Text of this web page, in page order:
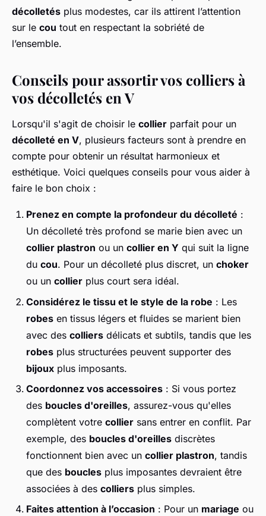
décolletés plus modestes, car ils attirent l’attention
sur le cou tout en respectant la sobriété de
l’ensemble.
Conseils pour assortir vos colliers à
vos décolletés en V
Lorsqu'il s'agit de choisir le collier parfait pour un
décolleté en V, plusieurs facteurs sont à prendre en
compte pour obtenir un résultat harmonieux et
esthétique. Voici quelques conseils pour vous aider à
faire le bon choix :
Prenez en compte la profondeur du décolleté :
Un décolleté très profond se marie bien avec un
collier plastron ou un collier en Y qui suit la ligne
du cou. Pour un décolleté plus discret, un choker
ou un collier plus court sera idéal.
Considérez le tissu et le style de la robe : Les
robes en tissus légers et fluides se marient bien
avec des colliers délicats et subtils, tandis que les
robes plus structurées peuvent supporter des
bijoux plus imposants.
Coordonnez vos accessoires : Si vous portez
des boucles d'oreilles, assurez-vous qu'elles
complètent votre collier sans entrer en conflit. Par
exemple, des boucles d'oreilles discrètes
fonctionnent bien avec un collier plastron, tandis
que des boucles plus imposantes devraient être
associées à des colliers plus simples.
Faites attention à l’occasion : Pour un mariage ou